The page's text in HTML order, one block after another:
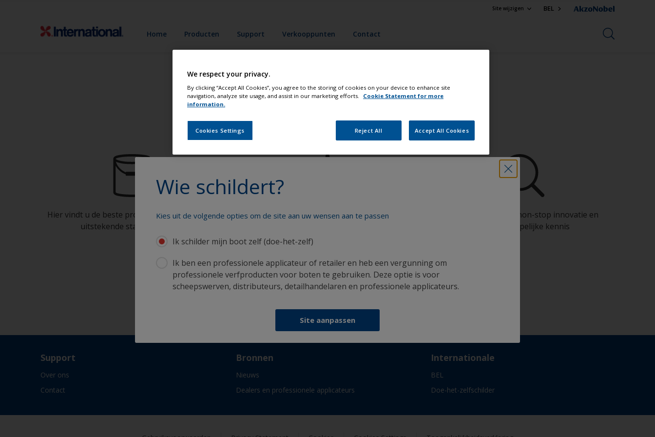
Site wijzigen BEL
Home Producten Support Verkooppunten Contact
Wie schildert?
Kies uit de volgende opties om de site aan uw wensen aan te passen
Ik schilder mijn boot zelf (doe-het-zelf)
Ik ben een professionele applicateur of retailer en heb een vergunning om
professionele verfproducten voor boten te gebruiken. Deze optie is voor
scheepswerven, distributeurs, detailhandelaren en professionele applicateurs.
Site aanpassen
Schilder uw boot als een echte professional
Hier vindt u de beste producten om uw boot in
uitstekende staat te houden
Krijg al het technische advies om vol vertrouwen
Profiteer van onze non-stop innovatie en
wetenschappelijke kennis
Support
Over ons
Contact
Bronnen
Nieuws
Dealers en professionele applicateurs
Internationale
BEL
Doe-het-zelfschilder
We respect your privacy.
By clicking “Accept All Cookies”, you agree to the storing of cookies on your device to enhance site
navigation, analyze site usage, and assist in our marketing efforts.
Cookie Statement for more
information.
Cookies Settings Reject All Accept All Cookies